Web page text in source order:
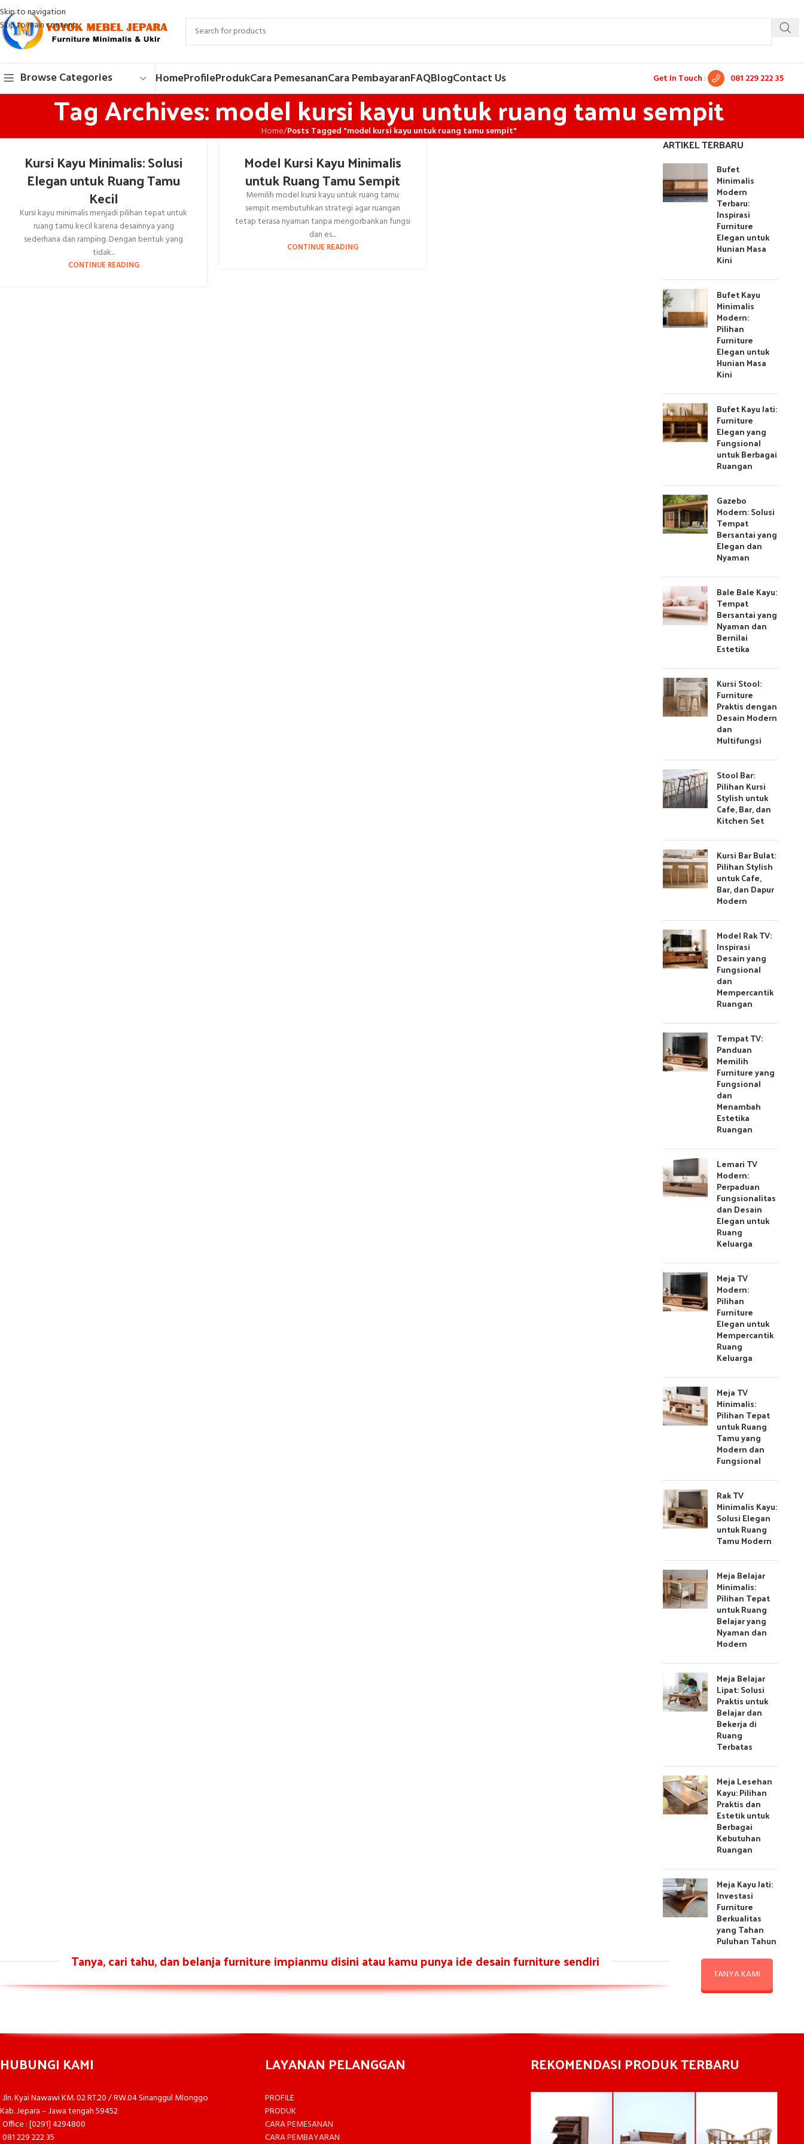
Skip to navigation
Skip to main content
Browse Categories HomeProfileProdukCara PemesananCara PembayaranFAQBlogContact Us Get In Touch : 081 229 222 35
Tag Archives: model kursi kayu untuk ruang tamu sempit
Home/Posts Tagged "model kursi kayu untuk ruang tamu sempit"
Kursi Kayu Minimalis: Solusi
Elegan untuk Ruang Tamu
Kecil
Kursi kayu minimalis menjadi pilihan tepat untuk
ruang tamu kecil karena desainnya yang
sederhana dan ramping. Dengan bentuk yang
tidak...
CONTINUE READING
Model Kursi Kayu Minimalis
untuk Ruang Tamu Sempit
Memilih model kursi kayu untuk ruang tamu
sempit membutuhkan strategi agar ruangan
tetap terasa nyaman tanpa mengorbankan fungsi
dan es...
CONTINUE READING
ARTIKEL TERBARU
Bufet
Minimalis
Modern
Terbaru:
Inspirasi
Furniture
Elegan untuk
Hunian Masa
Kini
Bufet Kayu
Minimalis
Modern:
Pilihan
Furniture
Elegan untuk
Hunian Masa
Kini
Bufet Kayu Jati:
Furniture
Elegan yang
Fungsional
untuk Berbagai
Ruangan
Gazebo
Modern: Solusi
Tempat
Bersantai yang
Elegan dan
Nyaman
Bale Bale Kayu:
Tempat
Bersantai yang
Nyaman dan
Bernilai
Estetika
Kursi Stool:
Furniture
Praktis dengan
Desain Modern
dan
Multifungsi
Stool Bar:
Pilihan Kursi
Stylish untuk
Cafe, Bar, dan
Kitchen Set
Kursi Bar Bulat:
Pilihan Stylish
untuk Cafe,
Bar, dan Dapur
Modern
Model Rak TV:
Inspirasi
Desain yang
Fungsional
dan
Mempercantik
Ruangan
Tempat TV:
Panduan
Memilih
Furniture yang
Fungsional
dan
Menambah
Estetika
Ruangan
Lemari TV
Modern:
Perpaduan
Fungsionalitas
dan Desain
Elegan untuk
Ruang
Keluarga
Meja TV
Modern:
Pilihan
Furniture
Elegan untuk
Mempercantik
Ruang
Keluarga
Meja TV
Minimalis:
Pilihan Tepat
untuk Ruang
Tamu yang
Modern dan
Fungsional
Rak TV
Minimalis Kayu:
Solusi Elegan
untuk Ruang
Tamu Modern
Meja Belajar
Minimalis:
Pilihan Tepat
untuk Ruang
Belajar yang
Nyaman dan
Modern
Meja Belajar
Lipat: Solusi
Praktis untuk
Belajar dan
Bekerja di
Ruang
Terbatas
Meja Lesehan
Kayu: Pilihan
Praktis dan
Estetik untuk
Berbagai
Kebutuhan
Ruangan
Meja Kayu Jati:
Investasi
Furniture
Berkualitas
yang Tahan
Puluhan Tahun
Tanya, cari tahu, dan belanja furniture impianmu disini atau kamu punya ide desain furniture sendiri
TANYA KAMI
HUBUNGI KAMI
Jln. Kyai Nawawi KM. 02 RT.20 / RW.04 Sinanggul Mlonggo
Kab. Jepara – Jawa tengah 59452
Office : [0291] 4294800
081 229 222 35
LAYANAN PELANGGAN
PROFILE
PRODUK
CARA PEMESANAN
CARA PEMBAYARAN
REKOMENDASI PRODUK TERBARU